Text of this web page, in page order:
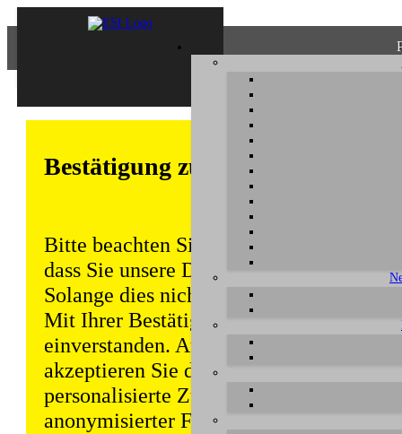
Bestätigung zum Datenschutz
Bitte beachten Sie, dass einige
dass Sie unsere Datenschutzerklärung
Solange dies nicht erfolgt, wird dieser
Mit Ihrer Bestätigung sind Sie auch mit
einverstanden. Auch unabhängig von
akzeptieren Sie durch die weitere
personalisierte Zugriffsdaten gemäß
anonymisierter Form gespeichert und